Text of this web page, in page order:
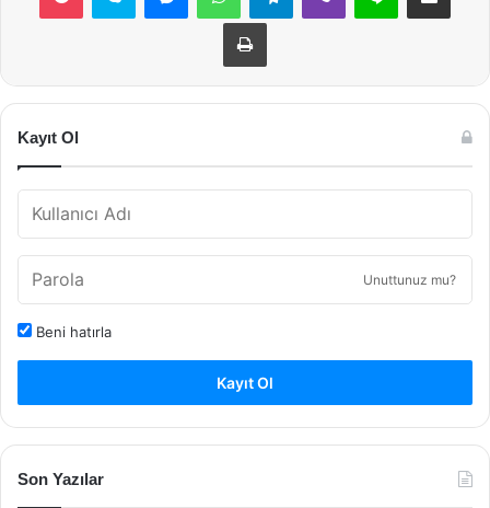
Yazdır
Kayıt Ol
Unuttunuz mu?
Beni hatırla
Kayıt Ol
Son Yazılar